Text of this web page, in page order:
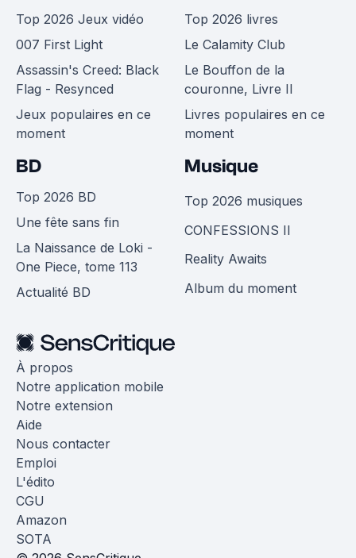
Top 2026 Jeux vidéo
007 First Light
Assassin's Creed: Black
Flag - Resynced
Jeux populaires en ce
moment
Top 2026 livres
Le Calamity Club
Le Bouffon de la
couronne, Livre II
Livres populaires en ce
moment
BD
Top 2026 BD
Une fête sans fin
La Naissance de Loki -
One Piece, tome 113
Actualité BD
Musique
Top 2026 musiques
CONFESSIONS II
Reality Awaits
Album du moment
À propos
Notre application mobile
Notre extension
Aide
Nous contacter
Emploi
L'édito
CGU
Amazon
SOTA